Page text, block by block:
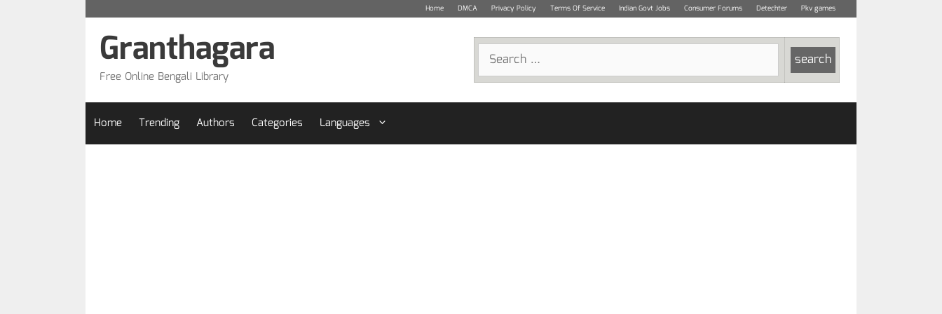
Home DMCA Privacy Policy Terms Of Service Indian Govt Jobs Consumer Forums Detechter Pkv games
Search
for:
Granthagara
Free Online Bengali Library
Home Trending Authors Categories Languages